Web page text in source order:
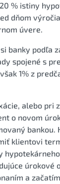
% istiny
dňom
úvere.
banky podľa
spojené s
1% z
alebo pri
o novom
bankou.
klientovi
úrokové
a